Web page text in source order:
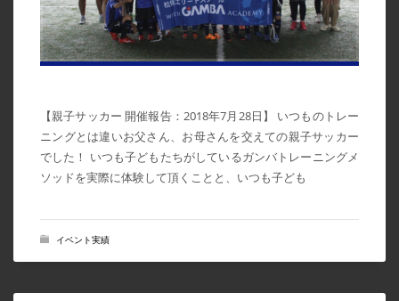
【親子サッカー 開催報告：2018年7月28日】 いつものトレー
ニングとは違いお父さん、お母さんを交えての親子サッカー
でした！ いつも子どもたちがしているガンバトレーニングメ
ソッドを実際に体験して頂くことと、いつも子ども
イベント実績